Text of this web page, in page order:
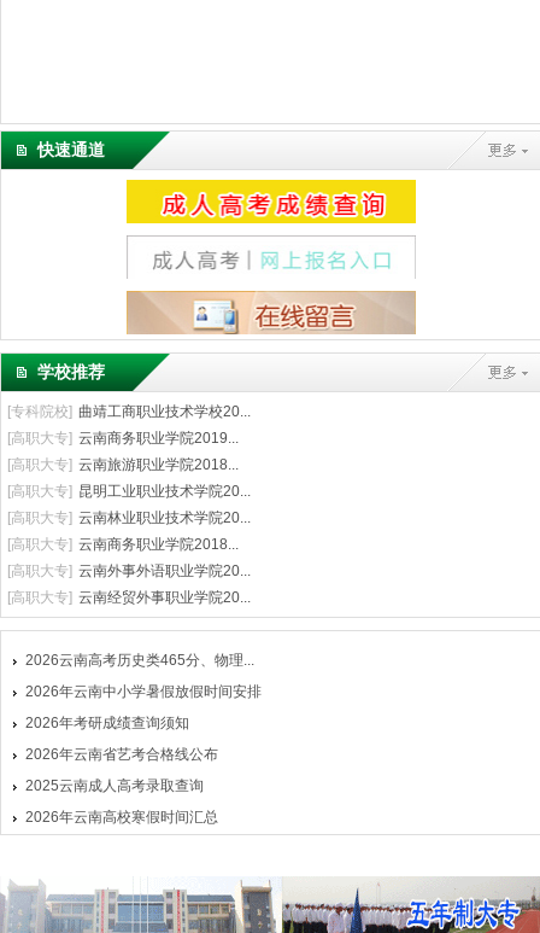
快速通道
学校推荐
[专科院校] 曲靖工商职业技术学校20...
[高职大专] 云南商务职业学院2019...
[高职大专] 云南旅游职业学院2018...
[高职大专] 昆明工业职业技术学院20...
[高职大专] 云南林业职业技术学院20...
[高职大专] 云南商务职业学院2018...
[高职大专] 云南外事外语职业学院20...
[高职大专] 云南经贸外事职业学院20...
2026云南高考历史类465分、物理...
2026年云南中小学暑假放假时间安排
2026年考研成绩查询须知
2026年云南省艺考合格线公布
2025云南成人高考录取查询
2026年云南高校寒假时间汇总